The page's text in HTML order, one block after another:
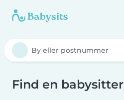
Find en babysitter